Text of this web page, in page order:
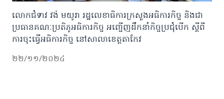
លោកជំទាវ វង់ មយូរា រដ្ឋលេខាធិការក្រសួងអធិការកិច្ច និងជា
ប្រធានគណៈប្រតិភូអធិការកិច្ច អញ្ជើញដឹកនាំកិច្ចប្រជុំបើក ស្តីពី
ការចុះធ្វើអធិការកិច្ច នៅសាលាខេត្តតាកែវ
២២/១១/២០២៤